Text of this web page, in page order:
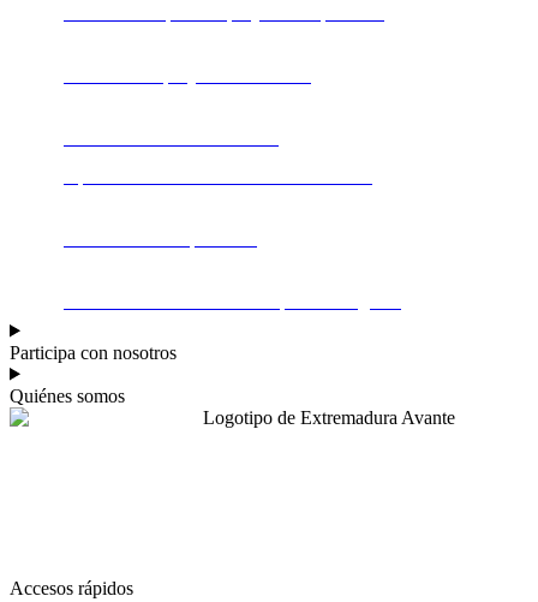
Participa con nosotros
Quiénes somos
Accesos rápidos